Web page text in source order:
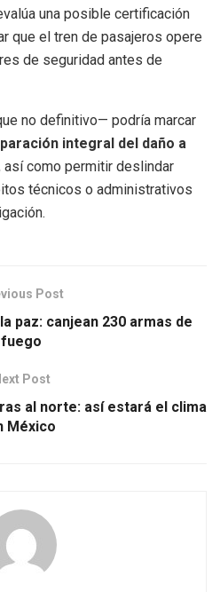
una posible certificación
que el tren de pasajeros opere
de seguridad antes de
no definitivo— podría marcar
integral del daño a
así como permitir deslindar
técnicos o administrativos
Post
paz: canjean 230 armas de
fuego
Post
al norte: así estará el clima
México